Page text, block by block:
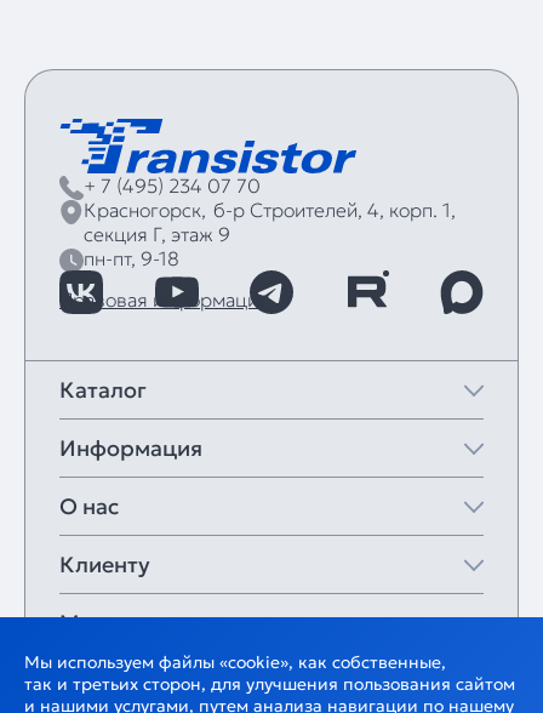
+ 7 (495) 234 07 70
Красногорск, б‑р Строителей, 4, корп. 1,
секция Г, этаж 9
пн-пт, 9-18
Правовая информация
Каталог
Информация
О нас
Клиенту
Мои закладки
Мы используем файлы «cookie», как собственные,
так и третьих сторон, для улучшения пользования сайтом
и нашими услугами, путем анализа навигации по нашему